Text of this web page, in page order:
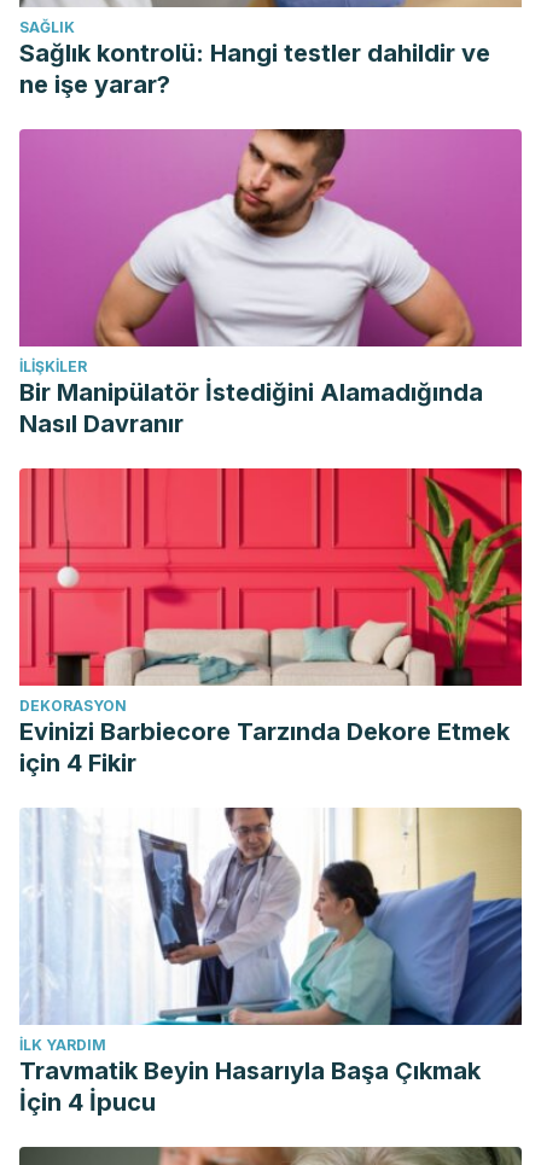
SAĞLIK
Sağlık kontrolü: Hangi testler dahildir ve
ne işe yarar?
İLIŞKILER
Bir Manipülatör İstediğini Alamadığında
Nasıl Davranır
DEKORASYON
Evinizi Barbiecore Tarzında Dekore Etmek
için 4 Fikir
İLK YARDIM
Travmatik Beyin Hasarıyla Başa Çıkmak
İçin 4 İpucu